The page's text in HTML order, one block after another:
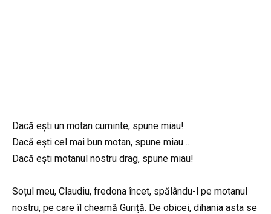
Dacă ești un motan cuminte, spune miau!
Dacă ești cel mai bun motan, spune miau…
Dacă ești motanul nostru drag, spune miau!
Soțul meu, Claudiu, fredona încet, spălându-l pe motanul
nostru, pe care îl cheamă Guriță. De obicei, dihania asta se